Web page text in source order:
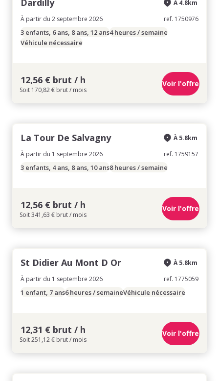
Dardilly
À partir du 2 septembre 2026
À 4.8km
ref. 1750976
3 enfants, 6 ans, 8 ans, 12 ans4 heures / semaine
Véhicule nécessaire
12,56 € brut / h
Soit 170,82 € brut / mois
Voir l'offre
La Tour De Salvagny
À partir du 1 septembre 2026
À 5.8km
ref. 1759157
3 enfants, 4 ans, 8 ans, 10 ans8 heures / semaine
12,56 € brut / h
Soit 341,63 € brut / mois
Voir l'offre
St Didier Au Mont D Or
À partir du 1 septembre 2026
À 5.8km
ref. 1775059
1 enfant, 7 ans6 heures / semaineVéhicule nécessaire
12,31 € brut / h
Soit 251,12 € brut / mois
Voir l'offre